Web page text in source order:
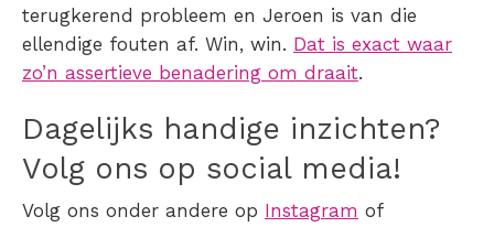
terugkerend probleem en Jeroen is van die
ellendige fouten af. Win, win. Dat is exact waar
zo’n assertieve benadering om draait.
Dagelijks handige inzichten?
Volg ons op social media!
Volg ons onder andere op Instagram of